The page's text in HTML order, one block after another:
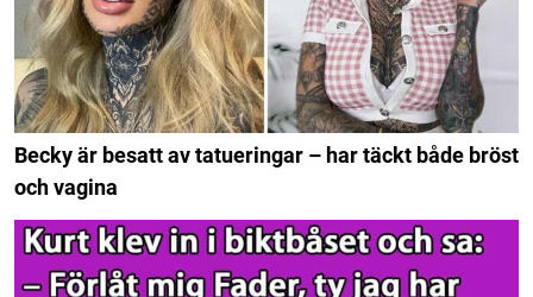
Becky är besatt av tatueringar – har täckt både bröst
och vagina